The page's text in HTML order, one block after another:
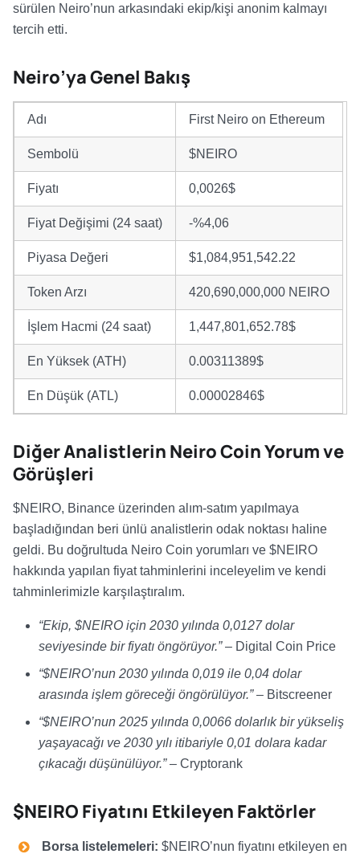
sürülen Neiro’nun arkasındaki ekip/kişi anonim kalmayı
tercih etti.
Neiro’ya Genel Bakış
Adı First Neiro on Ethereum
Sembolü $NEIRO
Fiyatı 0,0026$
Fiyat Değişimi (24 saat) -%4,06
Piyasa Değeri $1,084,951,542.22
Token Arzı 420,690,000,000 NEIRO
İşlem Hacmi (24 saat) 1,447,801,652.78$
En Yüksek (ATH) 0.00311389$
En Düşük (ATL) 0.00002846$
Diğer Analistlerin Neiro Coin Yorum ve
Görüşleri
$NEIRO, Binance üzerinden alım-satım yapılmaya
başladığından beri ünlü analistlerin odak noktası haline
geldi. Bu doğrultuda Neiro Coin yorumları ve $NEIRO
hakkında yapılan fiyat tahminlerini inceleyelim ve kendi
tahminlerimizle karşılaştıralım.
“Ekip, $NEIRO için 2030 yılında 0,0127 dolar
seviyesinde bir fiyatı öngörüyor.”– Digital Coin Price
“$NEIRO’nun 2030 yılında 0,019 ile 0,04 dolar
arasında işlem göreceği öngörülüyor.”– Bitscreener
“$NEIRO’nun 2025 yılında 0,0066 dolarlık bir yükseliş
yaşayacağı ve 2030 yılı itibariyle 0,01 dolara kadar
çıkacağı düşünülüyor.”– Cryptorank
$NEIRO Fiyatını Etkileyen Faktörler
Borsa listelemeleri: $NEIRO’nun fiyatını etkileyen en